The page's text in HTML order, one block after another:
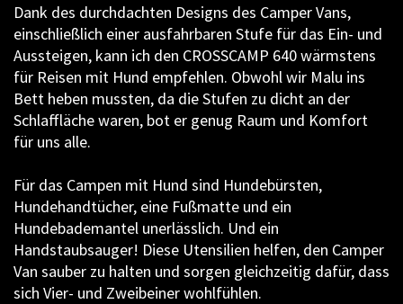
Dank des durchdachten Designs des Camper Vans,
einschließlich einer ausfahrbaren Stufe für das Ein- und
Aussteigen, kann ich den CROSSCAMP 640 wärmstens
für Reisen mit Hund empfehlen. Obwohl wir Malu ins
Bett heben mussten, da die Stufen zu dicht an der
Schlaffläche waren, bot er genug Raum und Komfort
für uns alle.
Für das Campen mit Hund sind Hundebürsten,
Hundehandtücher, eine Fußmatte und ein
Hundebademantel unerlässlich. Und ein
Handstaubsauger! Diese Utensilien helfen, den Camper
Van sauber zu halten und sorgen gleichzeitig dafür, dass
sich Vier- und Zweibeiner wohlfühlen.